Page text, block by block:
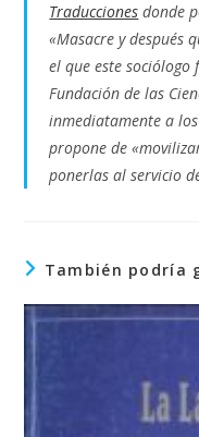
Traducciones donde
«Masacre y después
el que este
Fundación de las
inmediatamente a
propone de
ponerlas al servicio
También podría